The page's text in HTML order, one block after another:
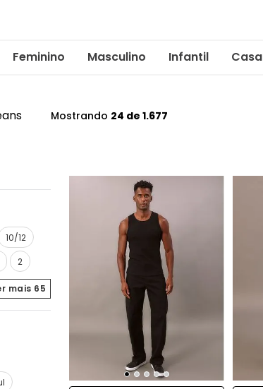
Feminino Masculino Infantil Casa
Mostrando 24 de 1.677
10/12
2
mais 65